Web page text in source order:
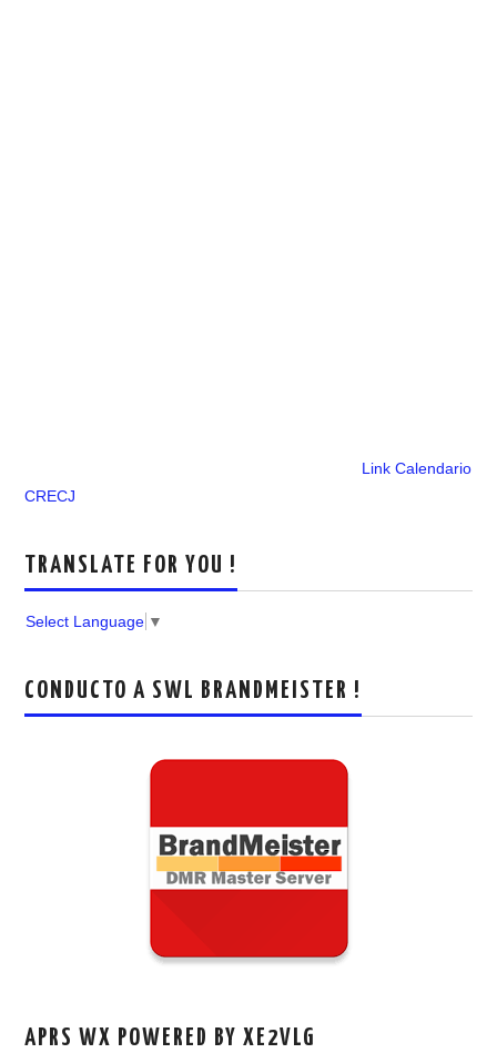
Link Calendario
CRECJ
TRANSLATE FOR YOU !
Select Language ▼
CONDUCTO A SWL BRANDMEISTER !
APRS WX POWERED BY XE2VLG